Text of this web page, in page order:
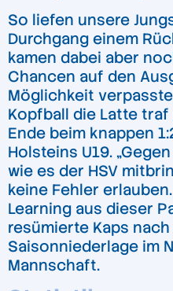
So liefen unsere
Durchgang einem
kamen dabei aber
Chancen auf den
Möglichkeit
Kopfball die Latte traf
Ende beim knappen
Holsteins U19.
wie es der HSV
keine Fehler
Learning aus dieser
resümierte Kaps
Saisonniederlage im
Mannschaft.